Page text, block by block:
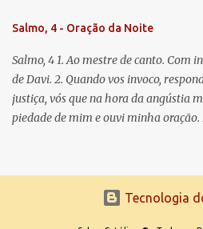
Vós morra eu! Nas contas pequenas:
que nos salva, dá-nos Vossa força,
misericórdia. (no fim) Rezar 3 vezes:
cada momento ao Santíssimo e
Salmo, 4 - Oração da Noite
Salmo, 4 1. Ao mestre de canto. Com
de Davi. 2. Quando vos invoco,
justiça, vós que na hora da angústia
piedade de mim e ouvi minha oração.
o Senhor me ouviu quando o
refleti em vossos corações, quando
Tecnologia